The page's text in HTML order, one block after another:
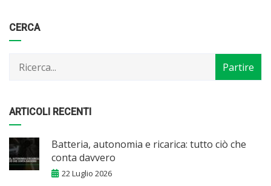
CERCA
ARTICOLI RECENTI
Batteria, autonomia e ricarica: tutto ciò che
conta davvero
22 Luglio 2026
Categorie
Articoli
per